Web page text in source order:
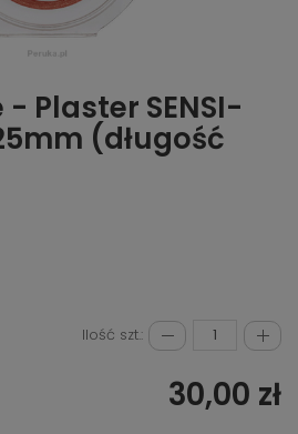
Plaster SENSI-
(długość
Ilość szt.:
30,00 zł